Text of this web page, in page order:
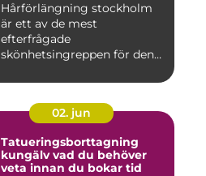
Hårförlängning stockholm
är ett av de mest
efterfrågade
skönhetsingreppen för den
02. jun
Tatueringsborttagning
kungälv vad du behöver
veta innan du bokar tid